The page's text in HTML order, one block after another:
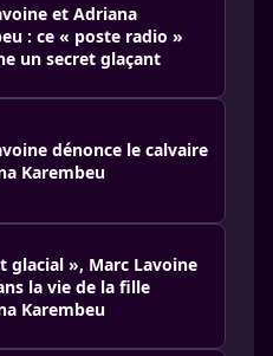
et Adriana
: ce « poste radio »
un secret glaçant
dénonce le calvaire
Karembeu
glacial », Marc Lavoine
la vie de la fille
Karembeu